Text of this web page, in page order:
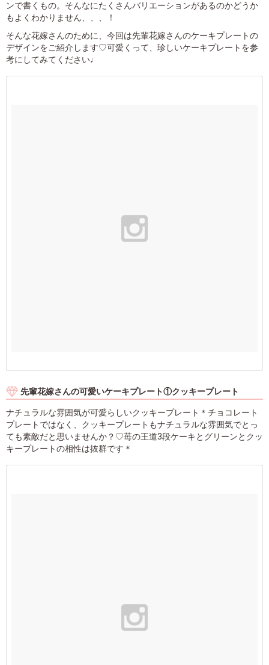
ンで書くもの。そんなにたくさんバリエーションがあるのかどうか
もよくわかりません、、、！
そんな花嫁さんのために、今回は先輩花嫁さんのケーキプレートの
デザインをご紹介します♡可愛くって、珍しいケーキプレートを参
考にしてみてください♩
先輩花嫁さんの可愛いケーキプレート①クッキープレート
ナチュラルな雰囲気が可愛らしいクッキープレート＊チョコレート
プレートではなく、クッキープレートもナチュラルな雰囲気でとっ
ても素敵だと思いませんか？♡苺の王道3段ケーキとグリーンとクッ
キープレートの相性は抜群です＊